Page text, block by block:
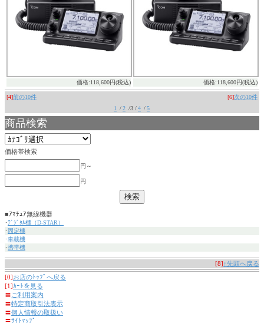
価格:118,600円(税込) 価格:118,600円(税込)
[4]前の10件 [6]次の10件
1
/2 /3 /4 /5
商品検索
価格帯検索
円～
円
■ｱﾏﾁｭｱ無線機器
･ﾃﾞｼﾞﾀﾙ機（D-STAR）
･固定機
･車載機
･携帯機
[8]↑先頭へ戻る
[0]お店のﾄｯﾌﾟへ戻る
[1]ｶｰﾄを見る
〓 ご利用案内
〓特定商取引法表示
〓個人情報の取扱い
〓ｻｲﾄﾏｯﾌﾟ